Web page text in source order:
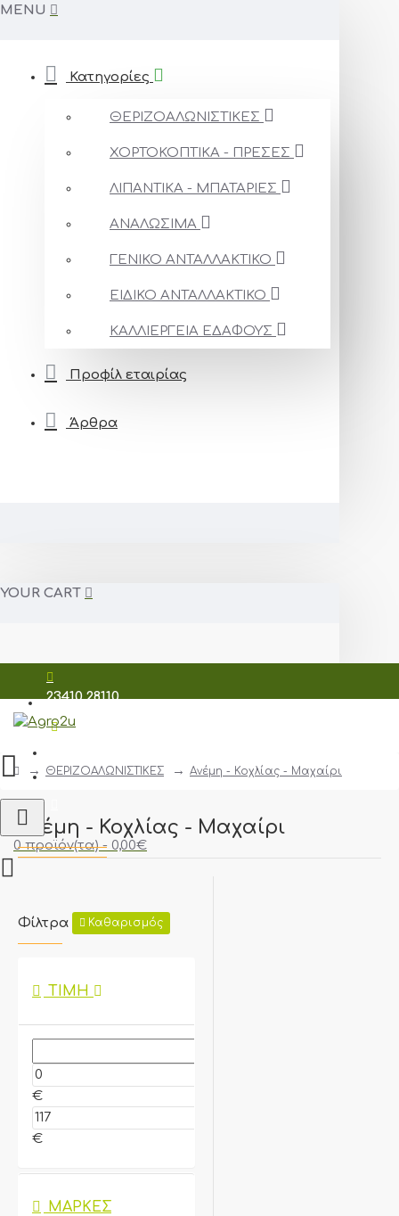
MENU
Κατηγορίες
ΘΕΡΙΖΟΑΛΩΝΙΣΤΙΚΕΣ
ΧΟΡΤΟΚΟΠΤΙΚΑ - ΠΡΕΣΕΣ
ΛΙΠΑΝΤΙΚΑ - ΜΠΑΤΑΡΙΕΣ
ΑΝΑΛΩΣΙΜΑ
ΓΕΝΙΚΟ ΑΝΤΑΛΛΑΚΤΙΚΟ
ΕΙΔΙΚΟ ΑΝΤΑΛΛΑΚΤΙΚΟ
ΚΑΛΛΙΕΡΓΕΙΑ ΕΔΑΦΟΥΣ
Προφίλ εταιρίας
Άρθρα
YOUR CART
23410 28110
0 προϊόν(τα) - 0,00€
ΘΕΡΙΖΟΑΛΩΝΙΣΤΙΚΕΣ Ανέμη - Κοχλίας - Μαχαίρι
Ανέμη - Κοχλίας - Μαχαίρι
Φίλτρα Καθαρισμός
ΤΙΜΉ
€
€
ΜΆΡΚΕΣ